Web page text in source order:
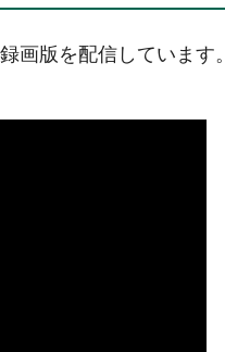
画版を配信しています。